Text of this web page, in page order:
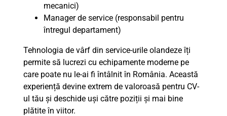
mecanici)
Manager de service (responsabil pentru
întregul departament)
Tehnologia de vârf din service-urile olandeze îți
permite să lucrezi cu echipamente moderne pe
care poate nu le-ai fi întâlnit în România. Această
experiență devine extrem de valoroasă pentru CV-
ul tău și deschide uși către poziții și mai bine
plătite în viitor.